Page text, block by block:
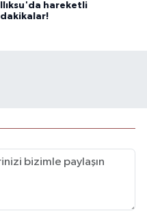
Ilıksu'da hareketli
dakikalar!